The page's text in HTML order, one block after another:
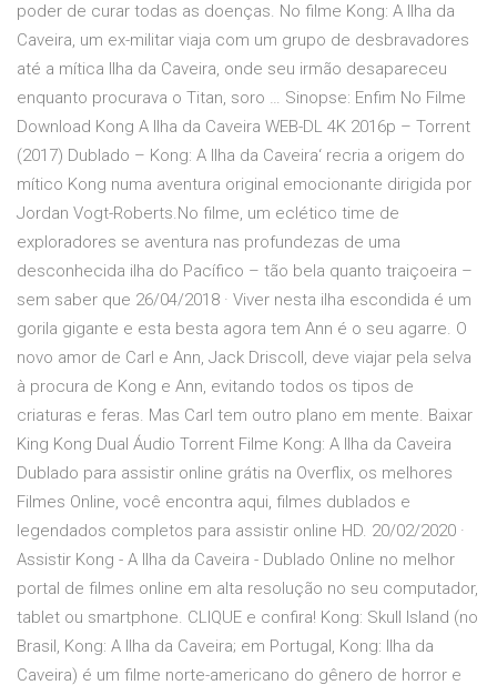
poder de curar todas as doenças. No filme Kong: A Ilha da
Caveira, um ex-militar viaja com um grupo de desbravadores
até a mítica Ilha da Caveira, onde seu irmão desapareceu
enquanto procurava o Titan, soro … Sinopse: Enfim No Filme
Download Kong A Ilha da Caveira WEB-DL 4K 2016p – Torrent
(2017) Dublado – Kong: A Ilha da Caveira‘ recria a origem do
mítico Kong numa aventura original emocionante dirigida por
Jordan Vogt-Roberts.No filme, um eclético time de
exploradores se aventura nas profundezas de uma
desconhecida ilha do Pacífico – tão bela quanto traiçoeira –
sem saber que 26/04/2018 · Viver nesta ilha escondida é um
gorila gigante e esta besta agora tem Ann é o seu agarre. O
novo amor de Carl e Ann, Jack Driscoll, deve viajar pela selva
à procura de Kong e Ann, evitando todos os tipos de
criaturas e feras. Mas Carl tem outro plano em mente. Baixar
King Kong Dual Áudio Torrent Filme Kong: A Ilha da Caveira
Dublado para assistir online grátis na Overflix, os melhores
Filmes Online, você encontra aqui, filmes dublados e
legendados completos para assistir online HD. 20/02/2020 ·
Assistir Kong - A Ilha da Caveira - Dublado Online no melhor
portal de filmes online em alta resolução no seu computador,
tablet ou smartphone. CLIQUE e confira! Kong: Skull Island (no
Brasil, Kong: A Ilha da Caveira; em Portugal, Kong: Ilha da
Caveira) é um filme norte-americano do gênero de horror e